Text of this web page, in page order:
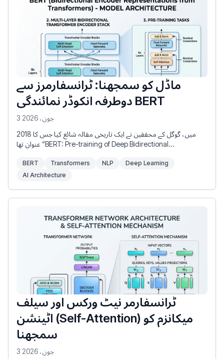
ماڈل کو سمجھنا: ٹرانسفارمرز سے
دوطرفہ انکوڈر نمائندگی BERT
3 جون، 2026
2018 میں، گوگل کے محققین نے ایک تاریخی مقالہ شائع کیا جس کا
عنوان تھا “BERT: Pre-training of Deep Bidirectional
اس تحقیق نے نیچرل لینگویج پروسیسنگ (NLP) کے شعبے کو بنیادی
طور پر بدل دیا۔ BERT سے پہلے، ماڈل متن کو بائیں سے دائیں یا دائیں
BERT Transformers NLP
Deep Learning
AI Architecture
ٹرانسفارمر نیٹ ورکس اور سیلف
اٹینشن (Self-Attention) میکانزم کو
سمجھنا
3 جون، 2026